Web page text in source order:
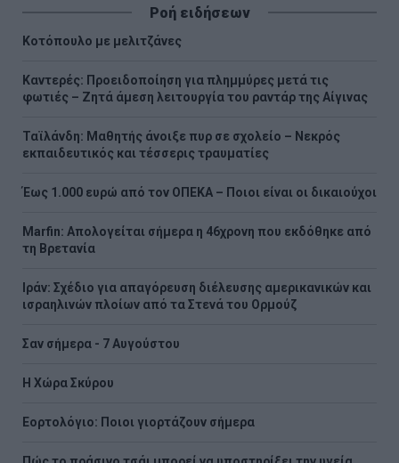
Ροή ειδήσεων
Κοτόπουλο με μελιτζάνες
Καντερές: Προειδοποίηση για πλημμύρες μετά τις
φωτιές – Ζητά άμεση λειτουργία του ραντάρ της Αίγινας
Ταϊλάνδη: Μαθητής άνοιξε πυρ σε σχολείο – Νεκρός
εκπαιδευτικός και τέσσερις τραυματίες
Έως 1.000 ευρώ από τον ΟΠΕΚΑ – Ποιοι είναι οι δικαιούχοι
Marfin: Απολογείται σήμερα η 46χρονη που εκδόθηκε από
τη Βρετανία
Ιράν: Σχέδιο για απαγόρευση διέλευσης αμερικανικών και
ισραηλινών πλοίων από τα Στενά του Ορμούζ
Σαν σήμερα - 7 Αυγούστου
Η Χώρα Σκύρου
Εορτολόγιο: Ποιοι γιορτάζουν σήμερα